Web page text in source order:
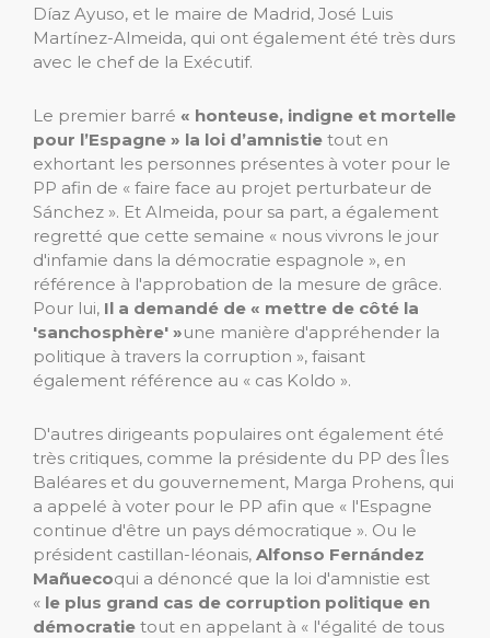
Díaz Ayuso, et le maire de Madrid, José Luis
Martínez-Almeida, qui ont également été très durs
avec le chef de la Exécutif.
Le premier barré « honteuse, indigne et mortelle
pour l’Espagne » la loi d’amnistie tout en
exhortant les personnes présentes à voter pour le
PP afin de « faire face au projet perturbateur de
Sánchez ». Et Almeida, pour sa part, a également
regretté que cette semaine « nous vivrons le jour
d'infamie dans la démocratie espagnole », en
référence à l'approbation de la mesure de grâce.
Pour lui, Il a demandé de « mettre de côté la
'sanchosphère' »une manière d'appréhender la
politique à travers la corruption », faisant
également référence au « cas Koldo ».
D'autres dirigeants populaires ont également été
très critiques, comme la présidente du PP des Îles
Baléares et du gouvernement, Marga Prohens, qui
a appelé à voter pour le PP afin que « l'Espagne
continue d'être un pays démocratique ». Ou le
président castillan-léonais, Alfonso Fernández
Mañuecoqui a dénoncé que la loi d'amnistie est
« le plus grand cas de corruption politique en
démocratie tout en appelant à « l'égalité de tous